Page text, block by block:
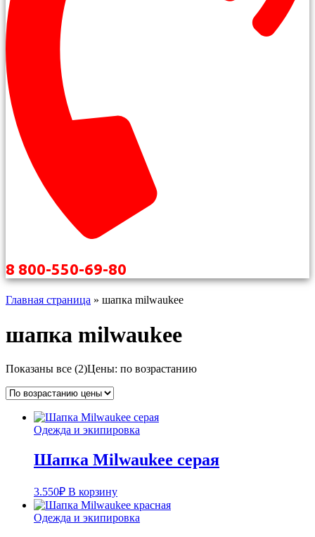
8 800-550-69-80
Главная страница » шапка milwaukee
шапка milwaukee
Показаны все (2)Цены: по возрастанию
Одежда и экипировка
Шапка Milwaukee серая
3.550₽ В корзину
Одежда и экипировка